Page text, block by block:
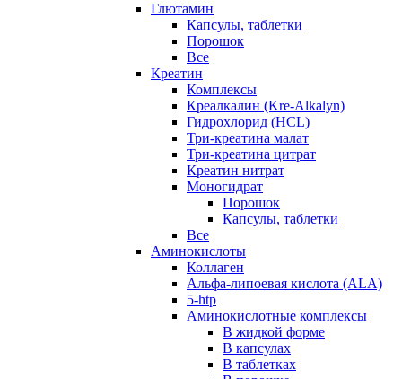
Глютамин
Капсулы, таблетки
Порошок
Все
Креатин
Комплексы
Креалкалин (Kre-Alkalyn)
Гидрохлорид (HCL)
Три-креатина малат
Три-креатина цитрат
Креатин нитрат
Моногидрат
Порошок
Капсулы, таблетки
Все
Аминокислоты
Коллаген
Альфа-липоевая кислота (ALA)
5-htp
Аминокислотные комплексы
В жидкой форме
В капсулах
В таблетках